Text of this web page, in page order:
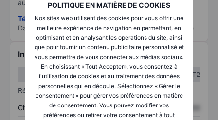
POLITIQUE EN MATIÈRE DE COOKIES
Nos sites web utilisent des cookies pour vous offrir une
meilleure expérience de navigation en permettant, en
optimisant et en analysant les opérations du site, ainsi
que pour fournir un contenu publicitaire personnalisé et
vous permettre de vous connecter aux médias sociaux.
En choisissant « Tout Accepter», vous consentez à
l'utilisation de cookies et au traitement des données
personnelles qui en découle. Sélectionnez « Gérer le
consentement » pour gérer vos préférences en matière
de consentement. Vous pouvez modifier vos
préférences ou retirer votre consentement à tout
au risque le plus élevé).
Télécharger la méthodologie ESG (en anglais)
Data provided by
/
Informations financières
T1
T2
Résultats
Chiffre d’affaires XXXXXXX